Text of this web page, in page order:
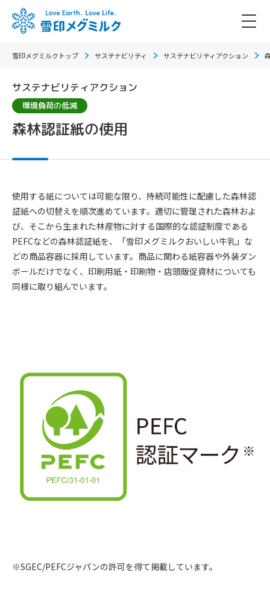
雪印メグミルクトップ サステナビリティ サステナビリティアクション
サステナビリティアクション
環境負荷の低減
森林認証紙の使用
使用する紙については可能な限り、持続可能性に配慮した森林認
証紙への切替えを順次進めています。適切に管理された森林およ
び、そこから生まれた林産物に対する国際的な認証制度である
PEFCなどの森林認証紙を、「雪印メグミルクおいしい牛乳」な
どの商品容器に採用しています。商品に関わる紙容器や外装ダン
ボールだけでなく、印刷用紙・印刷物・店頭販促資材についても
同様に取り組んでいます。
※SGEC/PEFCジャパンの許可を得て掲載しています。